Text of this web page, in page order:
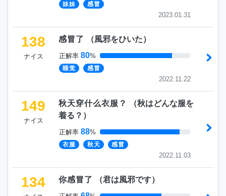
妹妹 感冒
2023.01.31
138
ナイス
感冒了 （風邪をひいた）
正解率 80%
睡觉 感冒
2022.11.22
149
ナイス
秋天穿什么衣服？ （秋はどんな服を
着る？ ）
正解率 88%
衣服 秋天 感冒
2022.11.03
134 你感冒了 （君は風邪です）